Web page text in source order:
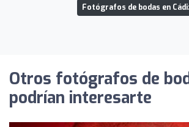
Fotógrafos de bodas en
Otros fotógrafos de
podrían interesarte